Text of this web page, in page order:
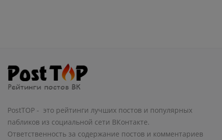
PostTOP - это рейтинги лучших постов и популярных
пабликов из социальной сети ВКонтакте.
Ответственность за содержание постов и комментариев